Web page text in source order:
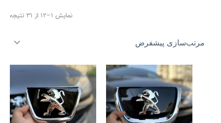
نمایش 1–12 از 31 نتیجه